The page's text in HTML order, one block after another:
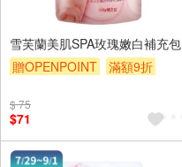
雪芙蘭美肌SPA玫瑰嫩白補充包
贈OPENPOINT
滿額9折
$ 75
$71